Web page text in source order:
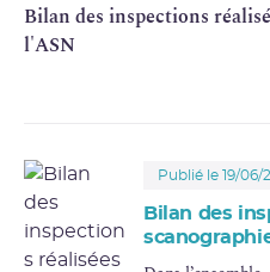
Bilan des inspections
l'ASN
Publié le 19/06/
Bilan des